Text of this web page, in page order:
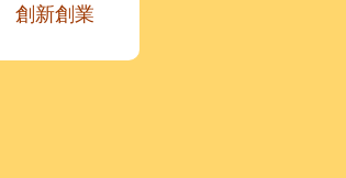
創新創業